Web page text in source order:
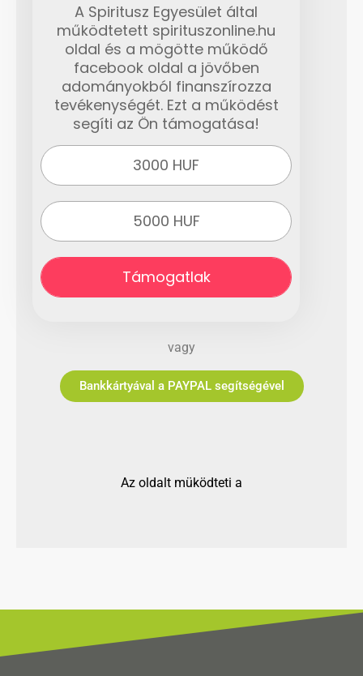
A Spiritusz Egyesület által
működtetett spirituszonline.hu
oldal és a mögötte működő
facebook oldal a jövőben
adományokból finanszírozza
tevékenységét. Ezt a működést
segíti az Ön támogatása!
3000 HUF
5000 HUF
Támogatlak
vagy
Bankkártyával a PAYPAL segítségével
Az oldalt müködteti a